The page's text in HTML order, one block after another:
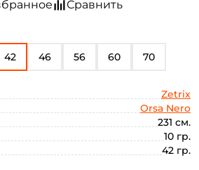
42 46 56 60 70
Zetrix
Orsa Nero
231 см.
10 гр.
42 гр.